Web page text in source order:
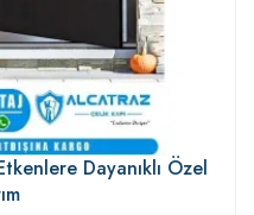
Dayanıklı Özel